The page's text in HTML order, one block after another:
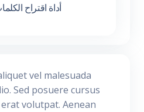
أداة اقتراح
vel malesuada
Sed posuere cursus
volutpat. Aenean